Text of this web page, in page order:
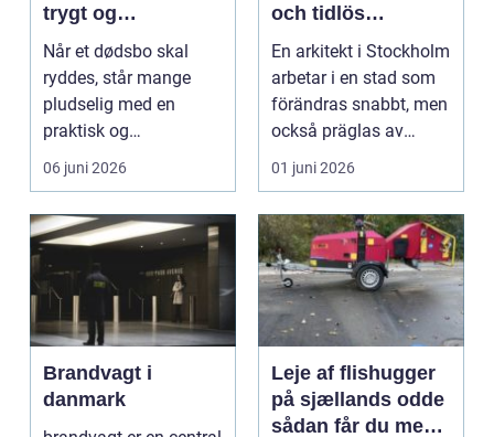
trygt og
respektfuldt forløb
Når et dødsbo skal
ryddes, står mange
pludselig med en
praktisk og
følelsesmæssig
opgave på én gang....
06 juni 2026
och tidlös
arkitektur i
huvudstaden
En arkitekt i Stockholm
arbetar i en stad som
förändras snabbt, men
också präglas av
starka historis...
01 juni 2026
Brandvagt i
danmark
Leje af flishugger
på sjællands odde
sådan får du mest